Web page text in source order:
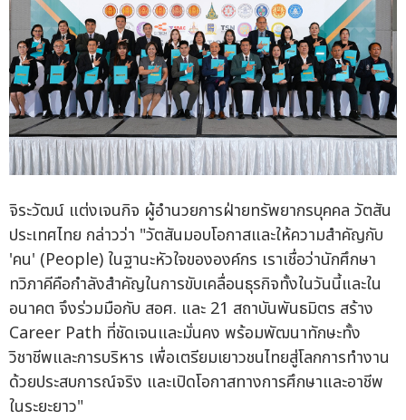
จิระวัฒน์ แต่งเจนกิจ ผู้อำนวยการฝ่ายทรัพยากรบุคคล วัตสัน
ประเทศไทย กล่าวว่า "วัตสันมอบโอกาสและให้ความสำคัญกับ
'คน' (People) ในฐานะหัวใจขององค์กร เราเชื่อว่านักศึกษา
ทวิภาคีคือกำลังสำคัญในการขับเคลื่อนธุรกิจทั้งในวันนี้และใน
อนาคต จึงร่วมมือกับ สอศ. และ 21 สถาบันพันธมิตร สร้าง
Career Path ที่ชัดเจนและมั่นคง พร้อมพัฒนาทักษะทั้ง
วิชาชีพและการบริหาร เพื่อเตรียมเยาวชนไทยสู่โลกการทำงาน
ด้วยประสบการณ์จริง และเปิดโอกาสทางการศึกษาและอาชีพ
ในระยะยาว"